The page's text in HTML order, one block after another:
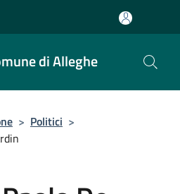
di Alleghe
> Politici >